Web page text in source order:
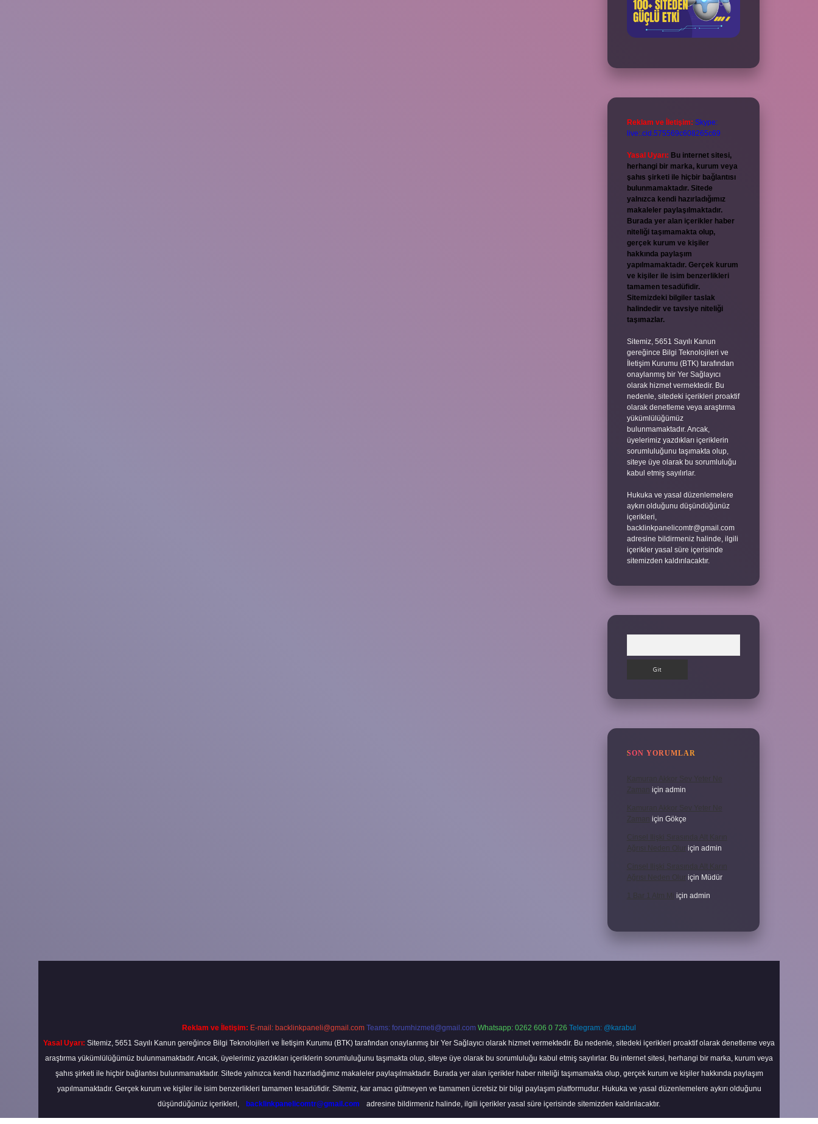
Reklam ve İletişim: Skype:
live:.cid.575569c608265c69
Yasal Uyarı: Bu internet sitesi,
herhangi bir marka, kurum veya
şahıs şirketi ile hiçbir bağlantısı
bulunmamaktadır. Sitede
yalnızca kendi hazırladığımız
makaleler paylaşılmaktadır.
Burada yer alan içerikler haber
niteliği taşımamakta olup,
gerçek kurum ve kişiler
hakkında paylaşım
yapılmamaktadır. Gerçek kurum
ve kişiler ile isim benzerlikleri
tamamen tesadüfidir.
Sitemizdeki bilgiler taslak
halindedir ve tavsiye niteliği
taşımazlar.
Sitemiz, 5651 Sayılı Kanun
gereğince Bilgi Teknolojileri ve
İletişim Kurumu (BTK) tarafından
onaylanmış bir Yer Sağlayıcı
olarak hizmet vermektedir. Bu
nedenle, sitedeki içerikleri proaktif
olarak denetleme veya araştırma
yükümlülüğümüz
bulunmamaktadır. Ancak,
üyelerimiz yazdıkları içeriklerin
sorumluluğunu taşımakta olup,
siteye üye olarak bu sorumluluğu
kabul etmiş sayılırlar.
Hukuka ve yasal düzenlemelere
aykırı olduğunu düşündüğünüz
içerikleri,
backlinkpanelicomtr@gmail.com
adresine bildirmeniz halinde, ilgili
içerikler yasal süre içerisinde
sitemizden kaldırılacaktır.
SON YORUMLAR
Kamuran Akkor Sev Yeter Ne
Zaman için admin
Kamuran Akkor Sev Yeter Ne
Zaman için Gökçe
Cinsel Ilişki Sırasında Alt Karın
Ağrısı Neden Olur için admin
Cinsel Ilişki Sırasında Alt Karın
Ağrısı Neden Olur için Müdür
1 Bar 1 Atm Mi için admin
Reklam ve İletişim: E-mail: backlinkpaneli@gmail.com Teams: forumhizmeti@gmail.com Whatsapp: 0262 606 0 726 Telegram: @karabul
Yasal Uyarı: Sitemiz, 5651 Sayılı Kanun gereğince Bilgi Teknolojileri ve İletişim Kurumu (BTK) tarafından onaylanmış bir Yer Sağlayıcı olarak hizmet vermektedir. Bu nedenle, sitedeki içerikleri proaktif olarak denetleme veya
araştırma yükümlülüğümüz bulunmamaktadır. Ancak, üyelerimiz yazdıkları içeriklerin sorumluluğunu taşımakta olup, siteye üye olarak bu sorumluluğu kabul etmiş sayılırlar. Bu internet sitesi, herhangi bir marka, kurum veya
şahıs şirketi ile hiçbir bağlantısı bulunmamaktadır. Sitede yalnızca kendi hazırladığımız makaleler paylaşılmaktadır. Burada yer alan içerikler haber niteliği taşımamakta olup, gerçek kurum ve kişiler hakkında paylaşım
yapılmamaktadır. Gerçek kurum ve kişiler ile isim benzerlikleri tamamen tesadüfidir. Sitemiz, kar amacı gütmeyen ve tamamen ücretsiz bir bilgi paylaşım platformudur. Hukuka ve yasal düzenlemelere aykırı olduğunu
düşündüğünüz içerikleri,
backlinkpanelicomtr@gmail.com adresine bildirmeniz halinde, ilgili içerikler yasal süre içerisinde sitemizden kaldırılacaktır.